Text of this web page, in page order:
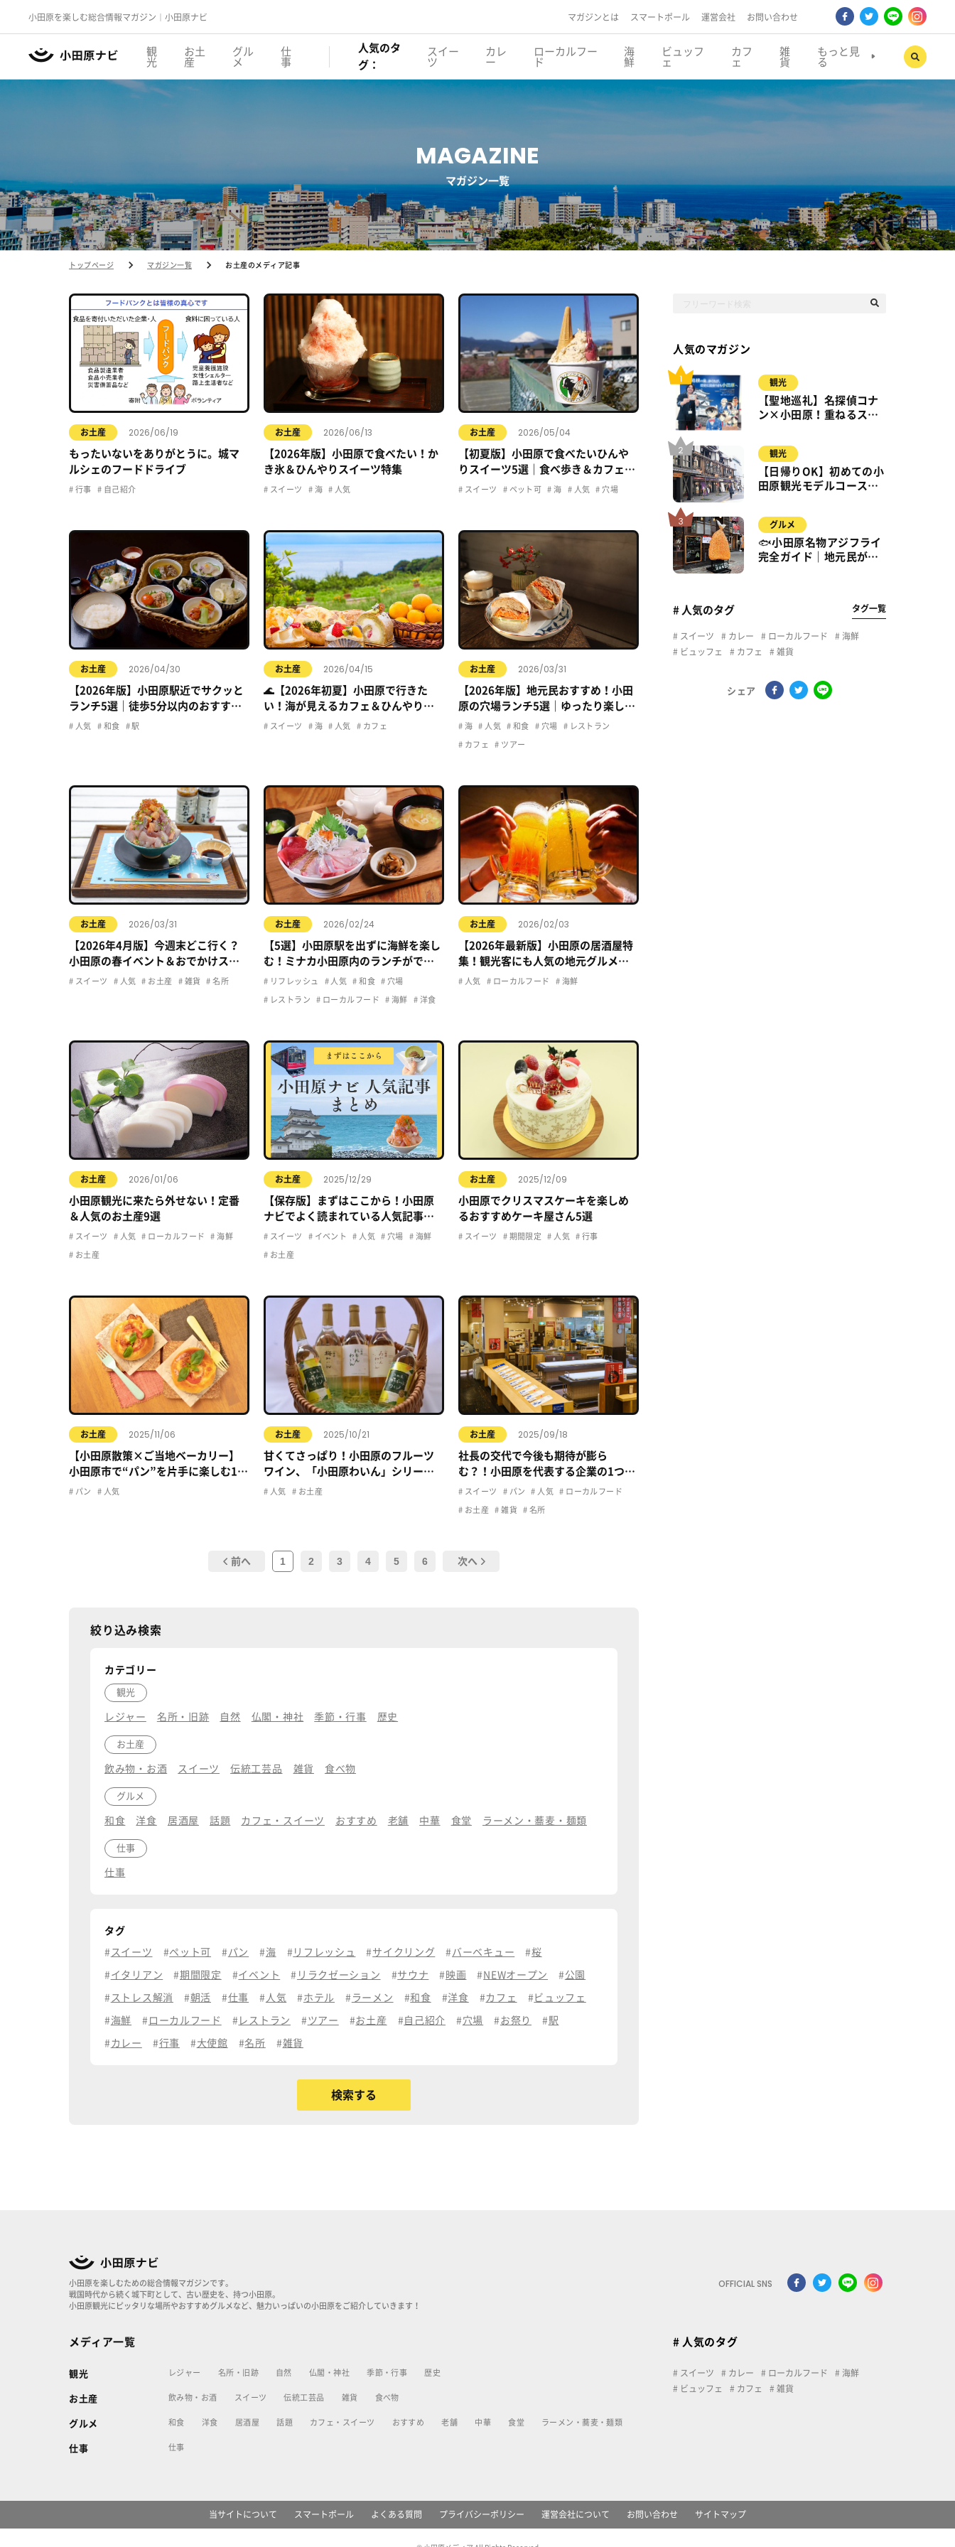
小田原を楽しむ総合情報マガジン｜小田原ナビ マガジンとは スマートポール 運営会社 お問い合わせ
観
光
お土
産
グル
メ
仕
事
人気のタ
グ：
スイー
ツ
カレ
ー
ローカルフー
ド
海
鮮
ビュッフ
ェ
カフ
ェ
雑
貨
もっと見
る
MAGAZINE
マガジン一覧
トップページ マガジン一覧 お土産のメディア記事
お土産 2026/06/19
もったいないをありがとうに。城マ
ルシェのフードドライブ
行事 自己紹介
お土産 2026/06/13
【2026年版】小田原で食べたい！か
き氷＆ひんやりスイーツ特集
スイーツ 海 人気
お土産 2026/05/04
【初夏版】小田原で食べたいひんや
りスイーツ5選｜食べ歩き＆カフェま
とめ
スイーツ ペット可 海 人気 穴場
お土産 2026/04/30
【2026年版】小田原駅近でサクッと
ランチ5選｜徒歩5分以内のおすすめ
店まとめ
人気 和食 駅
お土産 2026/04/15
🌊【2026年初夏】小田原で行きた
い！海が見えるカフェ＆ひんやりス
イーツ特集
スイーツ 海 人気 カフェ
お土産 2026/03/31
【2026年版】地元民おすすめ！小田
原の穴場ランチ5選｜ゆったり楽しめ
る名店まとめ
海 人気 和食 穴場 レストラン
カフェ ツアー
お土産 2026/03/31
【2026年4月版】今週末どこ行く？
小田原の春イベント＆おでかけスポ
ットまとめ
スイーツ 人気 お土産 雑貨 名所
お土産 2026/02/24
【5選】小田原駅を出ずに海鮮を楽し
む！ミナカ小田原内のランチができ
るお店を徹底紹介しちゃいます！
リフレッシュ 人気 和食 穴場
レストラン ローカルフード 海鮮 洋食
お土産 2026/02/03
【2026年最新版】小田原の居酒屋特
集！観光客にも人気の地元グルメガ
イド
人気 ローカルフード 海鮮
お土産 2026/01/06
小田原観光に来たら外せない！定番
＆人気のお土産9選
スイーツ 人気 ローカルフード 海鮮
お土産
お土産 2025/12/29
【保存版】まずはここから！小田原
ナビでよく読まれている人気記事ま
とめ
スイーツ イベント 人気 穴場 海鮮
お土産
お土産 2025/12/09
小田原でクリスマスケーキを楽しめ
るおすすめケーキ屋さん5選
スイーツ 期間限定 人気 行事
お土産 2025/11/06
【小田原散策×ご当地ベーカリー】
小田原市で“パン”を片手に楽しむ1日
旅パン 人気
お土産 2025/10/21
甘くてさっぱり！小田原のフルーツ
ワイン、「小田原わいん」シリーズ
についてご紹介します！
人気 お土産
お土産 2025/09/18
社長の交代で今後も期待が膨ら
む？！小田原を代表する企業の1つ、
鈴廣についてご紹介！
スイーツ パン 人気 ローカルフード
お土産 雑貨 名所
前へ 1 2 3 4 5 6 次へ
絞り込み検索
カテゴリー
観光
レジャー 名所・旧跡 自然 仏閣・神社 季節・行事 歴史
お土産
飲み物・お酒 スイーツ 伝統工芸品 雑貨 食べ物
グルメ
和食 洋食 居酒屋 話題 カフェ・スイーツ おすすめ 老舗 中華 食堂 ラーメン・蕎麦・麺類
仕事
仕事
タグ
スイーツ ペット可 パン 海 リフレッシュ サイクリング バーベキュー 桜
イタリアン 期間限定 イベント リラクゼーション サウナ 映画 NEWオープン 公園
ストレス解消 朝活 仕事 人気 ホテル ラーメン 和食 洋食 カフェ ビュッフェ
海鮮 ローカルフード レストラン ツアー お土産 自己紹介 穴場 お祭り 駅
カレー 行事 大使館 名所 雑貨
人気のマガジン
観光
【聖地巡礼】名探偵コナ
ン×小田原！重ねるスタ
で】小田原・箱根・湯河
原
観光
【日帰りOK】初めての小
田原観光モデルコース｜
満喫
グルメ
🐟小田原名物アジフライ
完全ガイド｜地元民が通
# 人気のタグ タグ一覧
スイーツ カレー ローカルフード
海鮮
ビュッフェ
カフェ 雑貨
シェア
小田原を楽しむための総合情報マガジンです。
戦国時代から続く城下町として、古い歴史を、持つ小田原。
小田原観光にピッタリな場所やおすすめグルメなど、魅力いっぱいの小田原をご紹介していきます！
OFFICIAL SNS
メディア一覧
観光 レジャー 名所・旧跡 自然 仏閣・神社 季節・行事 歴史
お土産 飲み物・お酒 スイーツ 伝統工芸品 雑貨 食べ物
グルメ 和食 洋食 居酒屋 話題 カフェ・スイーツ おすすめ 老舗 中華 食堂 ラーメン・蕎麦・麺類
仕事 仕事
# 人気のタグ
スイーツ カレー ローカルフード
海鮮
ビュッフェ
カフェ 雑貨
当サイトについて スマートポール よくある質問 プライバシーポリシー 運営会社について お問い合わせ サイトマップ